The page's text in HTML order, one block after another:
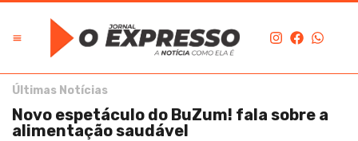
Últimas Notícias
Novo espetáculo do BuZum! fala sobre a
alimentação saudável